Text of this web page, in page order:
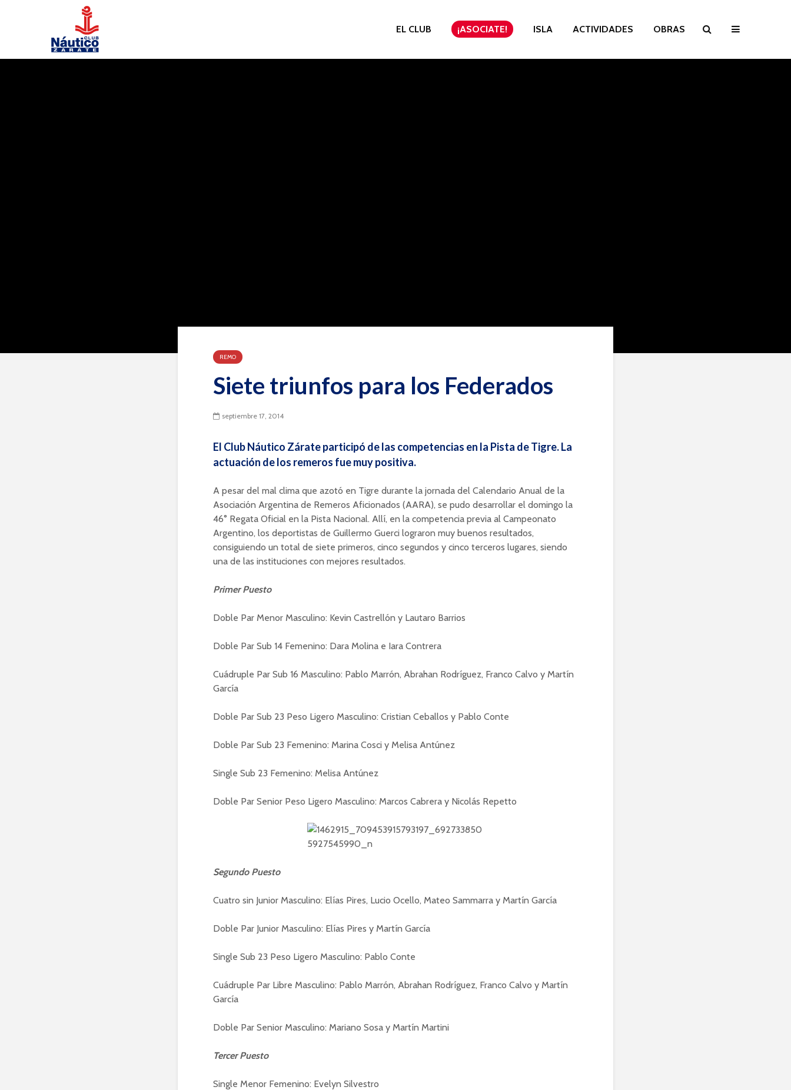
EL CLUB ¡ASOCIATE! ISLA ACTIVIDADES OBRAS
REMO
Siete triunfos para los Federados
septiembre 17, 2014
El Club Náutico Zárate participó de las competencias en la Pista de Tigre. La
actuación de los remeros fue muy positiva.
A pesar del mal clima que azotó en Tigre durante la jornada del Calendario Anual de la
Asociación Argentina de Remeros Aficionados (AARA), se pudo desarrollar el domingo la
46° Regata Oficial en la Pista Nacional. Allí, en la competencia previa al Campeonato
Argentino, los deportistas de Guillermo Guerci lograron muy buenos resultados,
consiguiendo un total de siete primeros, cinco segundos y cinco terceros lugares, siendo
una de las instituciones con mejores resultados.
Primer Puesto
Doble Par Menor Masculino: Kevin Castrellón y Lautaro Barrios
Doble Par Sub 14 Femenino: Dara Molina e Iara Contrera
Cuádruple Par Sub 16 Masculino: Pablo Marrón, Abrahan Rodríguez, Franco Calvo y Martín
García
Doble Par Sub 23 Peso Ligero Masculino: Cristian Ceballos y Pablo Conte
Doble Par Sub 23 Femenino: Marina Cosci y Melisa Antúnez
Single Sub 23 Femenino: Melisa Antúnez
Doble Par Senior Peso Ligero Masculino: Marcos Cabrera y Nicolás Repetto
Segundo Puesto
Cuatro sin Junior Masculino: Elías Pires, Lucio Ocello, Mateo Sammarra y Martín García
Doble Par Junior Masculino: Elías Pires y Martín García
Single Sub 23 Peso Ligero Masculino: Pablo Conte
Cuádruple Par Libre Masculino: Pablo Marrón, Abrahan Rodríguez, Franco Calvo y Martín
García
Doble Par Senior Masculino: Mariano Sosa y Martín Martini
Tercer Puesto
Single Menor Femenino: Evelyn Silvestro